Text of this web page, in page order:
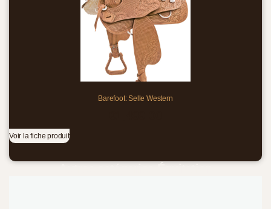
Barefoot: Selle Western
Voir la fiche produit